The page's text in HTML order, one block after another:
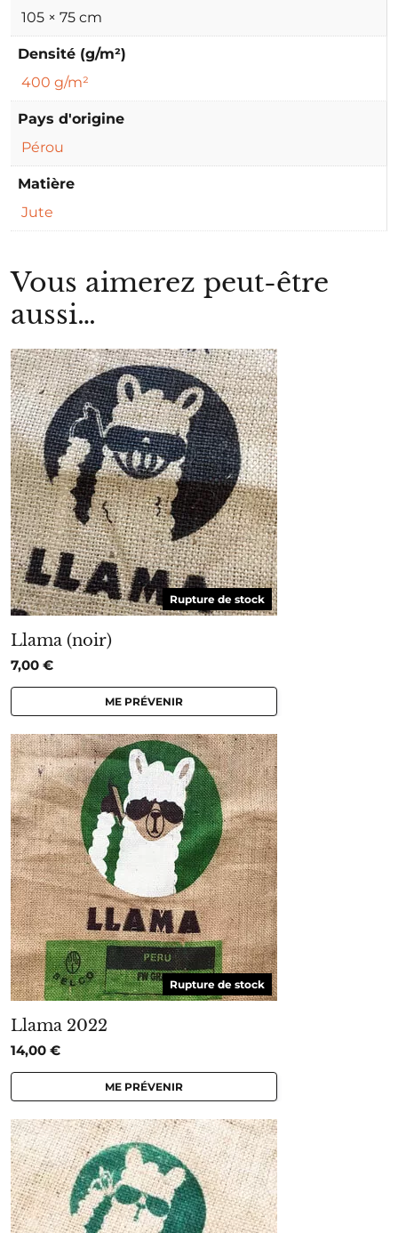
105 × 75 cm
Densité (g/m²)
400 g/m²
Pays d'origine
Pérou
Matière
Jute
Vous aimerez peut-être
aussi…
Rupture de stock
Llama (noir)
7,00 €
ME PRÉVENIR
Rupture de stock
Llama 2022
14,00 €
ME PRÉVENIR